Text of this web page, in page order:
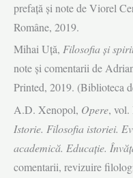
prefaţă şi note de Viorel
Române, 2019.
Mihai Uţă, Filosofia şi
note şi comentarii de
Printed, 2019. (Biblioteca
A.D. Xenopol, Opere, vol.
Istorie. Filosofia istoriei.
academică. Educaţie.
comentarii, revizuire